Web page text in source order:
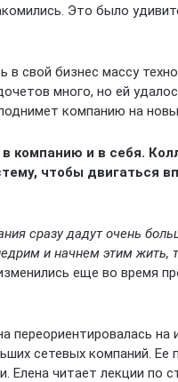
Это было
в свой бизнес массу
много, но ей
компанию на
компанию и в себя.
чтобы двигаться
сразу дадут очень
и начнем этим жить,
еще во время
переориентировалась
сетевых компаний.
Елена читает лекции по